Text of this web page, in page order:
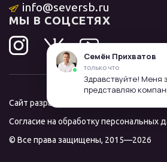
info@seversb.ru
МЫ В СОЦСЕТЯХ
Сайт разработал и продвинул
Согласие на обработку персональных
© Все права защищены, 2015—2026